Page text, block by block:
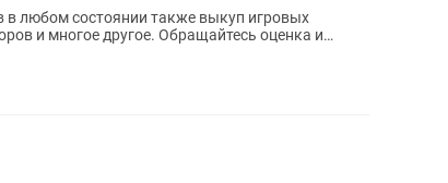
в любом состоянии также выкуп игровых
и многое другое. Обращайтесь оценка и